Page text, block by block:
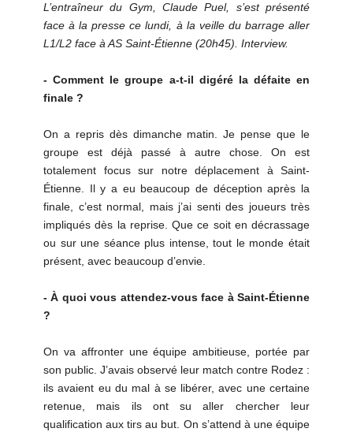
L’entraîneur du Gym, Claude Puel, s’est présenté
face à la presse ce lundi, à la veille du barrage aller
L1/L2 face à AS Saint-Étienne (20h45). Interview.
- Comment le groupe a-t-il digéré la défaite en
finale ?
On a repris dès dimanche matin. Je pense que le
groupe est déjà passé à autre chose. On est
totalement focus sur notre déplacement à Saint-
Étienne. Il y a eu beaucoup de déception après la
finale, c’est normal, mais j’ai senti des joueurs très
impliqués dès la reprise. Que ce soit en décrassage
ou sur une séance plus intense, tout le monde était
présent, avec beaucoup d’envie.
- À quoi vous attendez-vous face à Saint-Étienne
?
On va affronter une équipe ambitieuse, portée par
son public. J’avais observé leur match contre Rodez :
ils avaient eu du mal à se libérer, avec une certaine
retenue, mais ils ont su aller chercher leur
qualification aux tirs au but. On s’attend à une équipe